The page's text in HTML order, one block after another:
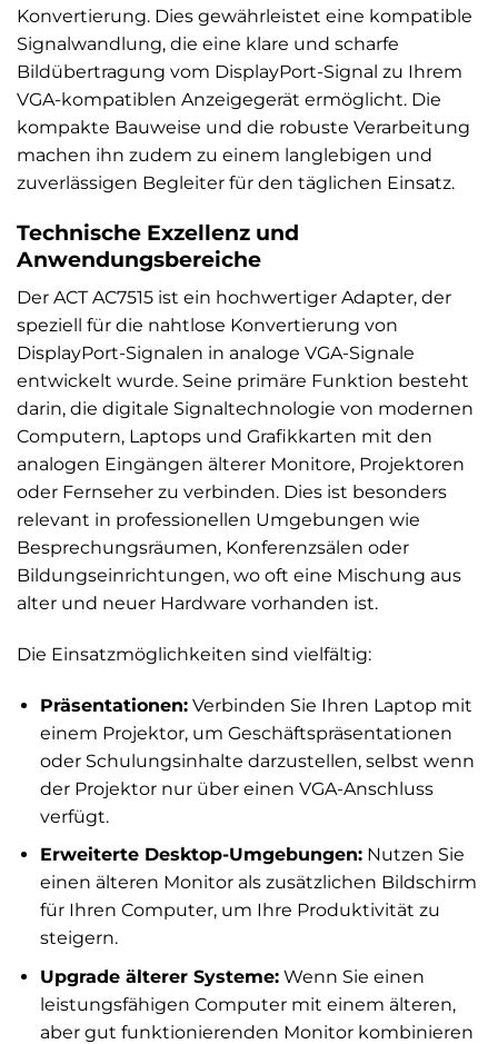
Konvertierung. Dies gewährleistet eine kompatible
Signalwandlung, die eine klare und scharfe
Bildübertragung vom DisplayPort-Signal zu Ihrem
VGA-kompatiblen Anzeigegerät ermöglicht. Die
kompakte Bauweise und die robuste Verarbeitung
machen ihn zudem zu einem langlebigen und
zuverlässigen Begleiter für den täglichen Einsatz.
Technische Exzellenz und
Anwendungsbereiche
Der ACT AC7515 ist ein hochwertiger Adapter, der
speziell für die nahtlose Konvertierung von
DisplayPort-Signalen in analoge VGA-Signale
entwickelt wurde. Seine primäre Funktion besteht
darin, die digitale Signaltechnologie von modernen
Computern, Laptops und Grafikkarten mit den
analogen Eingängen älterer Monitore, Projektoren
oder Fernseher zu verbinden. Dies ist besonders
relevant in professionellen Umgebungen wie
Besprechungsräumen, Konferenzsälen oder
Bildungseinrichtungen, wo oft eine Mischung aus
alter und neuer Hardware vorhanden ist.
Die Einsatzmöglichkeiten sind vielfältig:
Präsentationen:Verbinden Sie Ihren Laptop mit
einem Projektor, um Geschäftspräsentationen
oder Schulungsinhalte darzustellen, selbst wenn
der Projektor nur über einen VGA-Anschluss
verfügt.
Erweiterte Desktop-Umgebungen:Nutzen Sie
einen älteren Monitor als zusätzlichen Bildschirm
für Ihren Computer, um Ihre Produktivität zu
steigern.
Upgrade älterer Systeme:Wenn Sie einen
leistungsfähigen Computer mit einem älteren,
aber gut funktionierenden Monitor kombinieren